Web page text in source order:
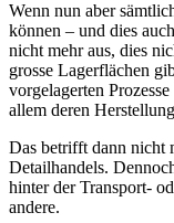
Wenn nun aber
können – und dies
nicht mehr aus, dies
grosse Lagerflächen
vorgelagerten
allem deren
Das betrifft dann nicht
Detailhandels.
hinter der Transport-
andere.